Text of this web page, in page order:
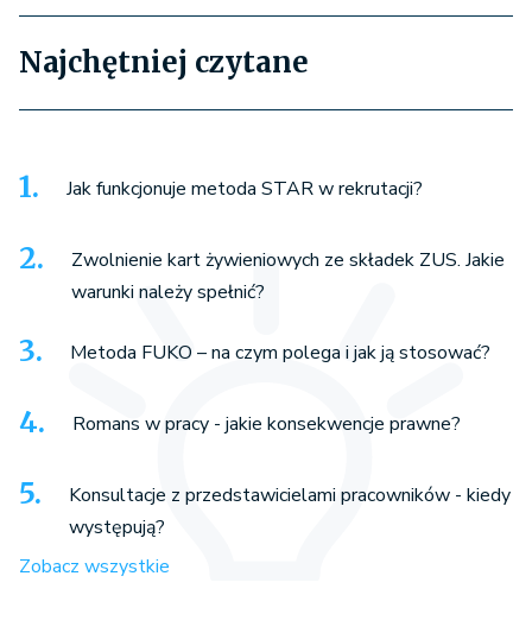
Najchętniej czytane
Jak funkcjonuje metoda STAR w rekrutacji?
Zwolnienie kart żywieniowych ze składek ZUS. Jakie
warunki należy spełnić?
Metoda FUKO – na czym polega i jak ją stosować?
Romans w pracy - jakie konsekwencje prawne?
Konsultacje z przedstawicielami pracowników - kiedy
występują?
Zobacz wszystkie